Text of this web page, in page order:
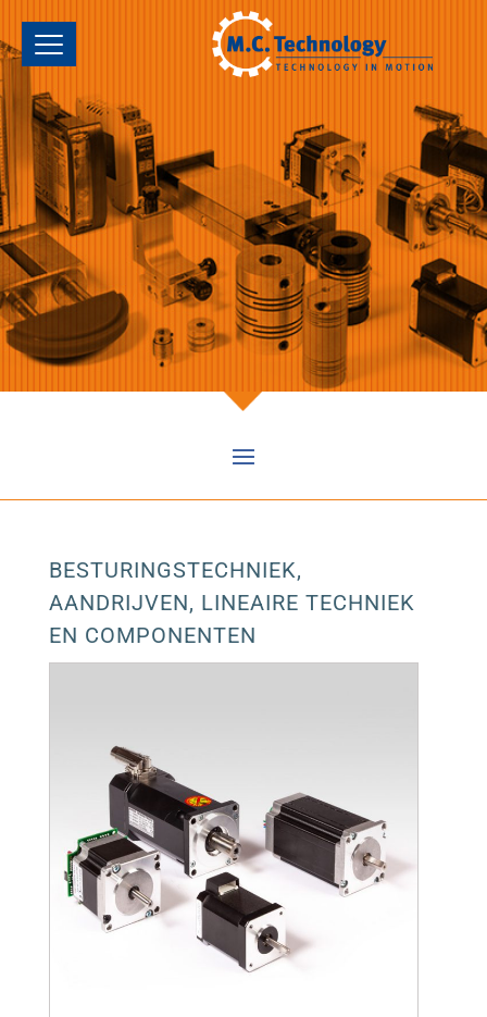
BESTURINGSTECHNIEK,
AANDRIJVEN, LINEAIRE TECHNIEK
EN COMPONENTEN